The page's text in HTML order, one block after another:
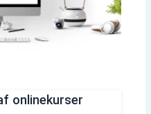
onlinekurser